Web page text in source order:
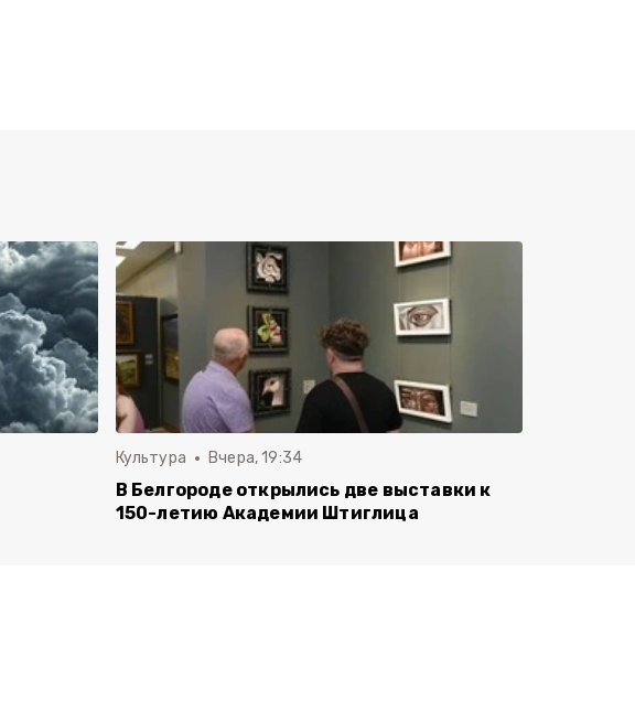
Культура Вчера, 19:34
В Белгороде открылись две выставки к
150-летию Академии Штиглица